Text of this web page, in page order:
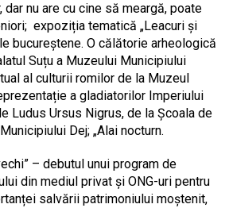
dar nu are cu cine să meargă, poate
expoziția tematică „Leacuri și
bucureștene. O călătorie arheologică
Suțu a Muzeului Municipiului
al culturii romilor de la Muzeul
a gladiatorilor Imperiului
Ludus Ursus Nigrus, de la Școala de
Dej; „Alai nocturn.
– debutul unui program de
din mediul privat și ONG-uri pentru
salvării patrimoniului moștenit,